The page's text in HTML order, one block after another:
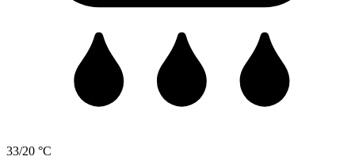
33/20 °C